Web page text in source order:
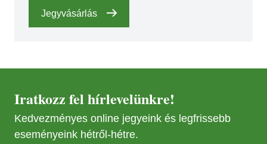
Jegyvásárlás
Iratkozz fel hírlevelünkre!
Kedvezményes online jegyeink és legfrissebb
eseményeink hétről-hétre.